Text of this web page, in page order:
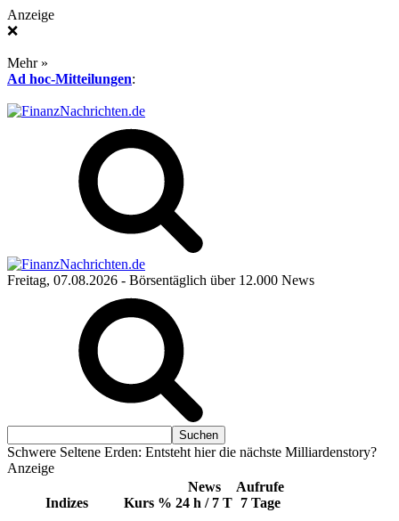
Anzeige
❌
Mehr »
Ad hoc-Mitteilungen:
Freitag, 07.08.2026 - Börsentäglich über 12.000 News
Schwere Seltene Erden: Entsteht hier die nächste Milliardenstory?
Anzeige
Indizes Kurs %
News
24 h / 7 T
Aufrufe
7 Tage